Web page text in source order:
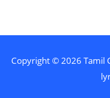
Copyright © 2026 Tamil